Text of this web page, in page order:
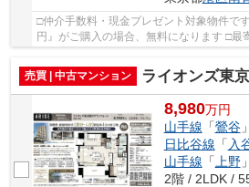
□仲介手数料・現金プレゼント対象物件で
円』がご購入の場合、無料になります □
売買 | 中古マンション
ライオンズ東京根岸グランフォート 仲
8,980万円
山手線 「鶯谷
日比谷線 「 入
山手線 「 上野
2階 / 2LDK /